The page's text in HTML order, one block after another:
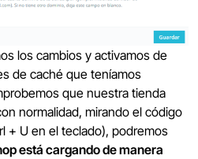
los cambios y activamos de
de caché que teníamos
que nuestra tienda
normalidad, mirando el código
+ U en el teclado), podremos
está cargando de manera